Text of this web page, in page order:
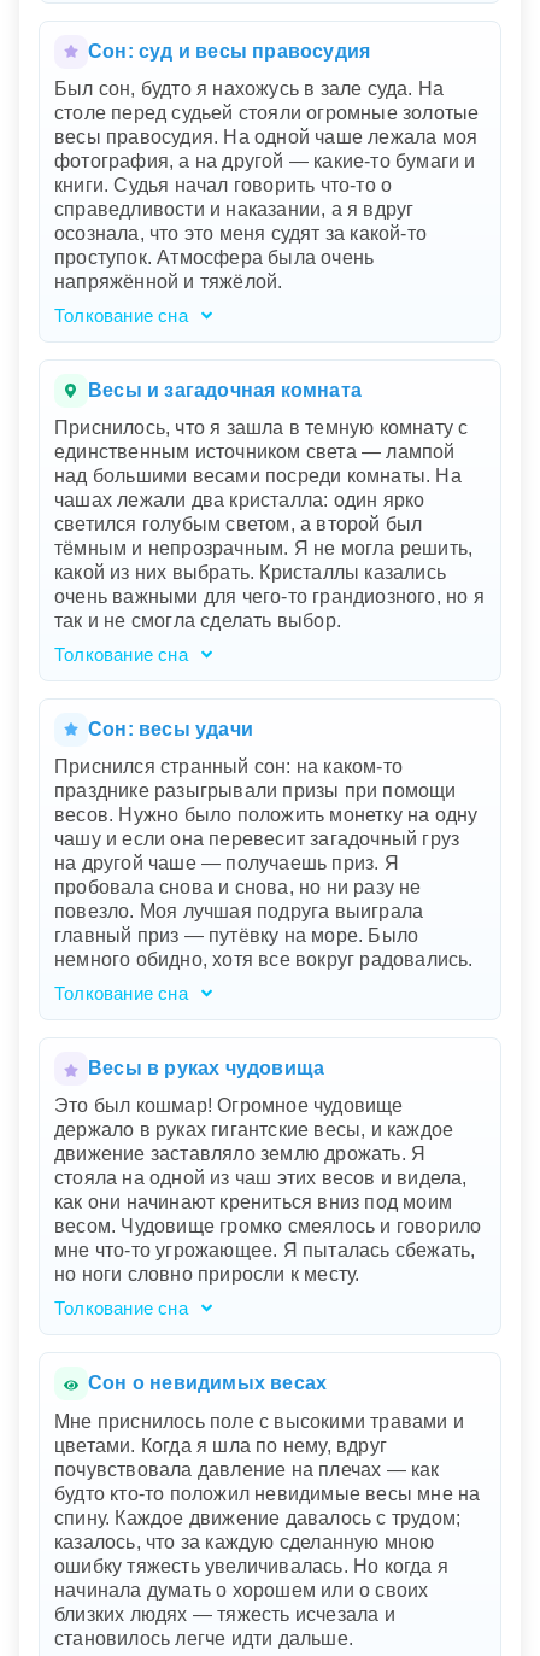
беспокойство и чувство нестабильности в
жизни. Смена цифр на весах символизирует
также трудности в принятии себя. Ваша
паника и пот говорят о глубоких тревогах,
возможно связанных с ожиданиями общества
или собственными стандартами. Поломка
весов под ногами – это сигнал о том, что
настал момент пересмотреть ваши критерии и
установки: возможно, они слишком жесткие
или нереалистичные.
Сон: суд и весы правосудия
Был сон, будто я нахожусь в зале суда. На
столе перед судьей стояли огромные золотые
весы правосудия. На одной чаше лежала моя
фотография, а на другой — какие-то бумаги и
книги. Судья начал говорить что-то о
справедливости и наказании, а я вдруг
осознала, что это меня судят за какой-то
проступок. Атмосфера была очень
напряжённой и тяжёлой.
Толкование сна
Ваш сон погружает вас в мир внутреннего
конфликта и самосуда. Зал суда
символизирует вашу совесть, а судья —
ваши поступки на весах правосудия. Ваша
фотография на одной чаше олицетворяет вас
саму и ваше самоощущение, а бумаги и книги
— это ваши действия, знания или, возможно,
ошибки. Атмосфера напряжённости
подчеркивает тяжесть ваших переживаний и
страхов перед возможными последствиями.
Сон говорит о вашем чувстве вины или
тревоге из-за каких-то недавних событий или
решений. Это призыв к самопознанию и
внутренней гармонии.
Весы и загадочная комната
Приснилось, что я зашла в темную комнату с
единственным источником света — лампой
над большими весами посреди комнаты. На
чашах лежали два кристалла: один ярко
светился голубым светом, а второй был
тёмным и непрозрачным. Я не могла решить,
какой из них выбрать. Кристаллы казались
очень важными для чего-то грандиозного, но я
так и не смогла сделать выбор.
Толкование сна
Ваш сон представляет собой символическое
изображение важного выбора, который стоит
перед вами. Тёмная комната отражает
— это проблеск ясности или интуиции. Весы
— метафора для взвешивания вариантов, а
два кристалла — символы различных путей
или решений. Голубой светящийся кристалл
олицетворяет надежду, духовность и
искренние желания, тогда как тёмный
кристалл может представлять страхи,
неуверенность или практические заботы.
Ваше затруднение в выборе указывает на
внутренний конфликт между светом и тенью,
между мечтами и реальностью.
Сон: весы удачи
Приснился странный сон: на каком-то
празднике разыгрывали призы при помощи
весов. Нужно было положить монетку на одну
чашу и если она перевесит загадочный груз
на другой чаше — получаешь приз. Я
пробовала снова и снова, но ни разу не
повезло. Моя лучшая подруга выиграла
главный приз — путёвку на море. Было
немного обидно, хотя все вокруг радовались.
Толкование сна
Этот сон символизирует вашу борьбу за
равновесие и баланс в жизни. Весы,
используемые для разыгрывания призов,
различные аспекты вашей жизни.
Невозможность выиграть, несмотря на
попытки, говорит о вашем чувстве
несправедливости или неполной
удовлетворенности, когда усилия не приносят
ожидаемого результата. Вашей подруге
повезло — это может отражать ваше
внутреннее желание успеха и признания, а
также подсознательное чувство обиды или
зависти к чужим достижениям.
Весы в руках чудовища
Это был кошмар! Огромное чудовище
держало в руках гигантские весы, и каждое
движение заставляло землю дрожать. Я
стояла на одной из чаш этих весов и видела,
как они начинают крениться вниз под моим
весом. Чудовище громко смеялось и говорило
мне что-то угрожающее. Я пыталась сбежать,
но ноги словно приросли к месту.
Толкование сна
Ваш сон символизирует глубокое внутреннее
напряжение и чувство, что вас оценивают или
взвешивают на весах судьбы. Огромное
угрожающие силы, возможно, внешние
обстоятельства или собственные страхи,
которые вы чувствуете не в состоянии
контролировать. Весы представляют баланс и
справедливость, а тот факт, что они кренятся
под вашим весом, может означать ощущение
неуверенности и нестабильности. Ваши
застывшие ноги показывают бессилие и
невозможность избежать ситуации.
Сон о невидимых весах
Мне приснилось поле с высокими травами и
цветами. Когда я шла по нему, вдруг
почувствовала давление на плечах — как
будто кто-то положил невидимые весы мне на
спину. Каждое движение давалось с трудом;
казалось, что за каждую сделанную мною
ошибку тяжесть увеличивалась. Но когда я
начинала думать о хорошем или о своих
близких людях — тяжесть исчезала и
становилось легче идти дальше.